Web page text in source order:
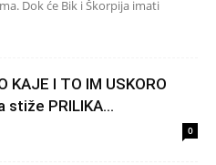
Dok će Bik i Škorpija imati
KAJE I TO IM USKORO
stiže PRILIKA...
0